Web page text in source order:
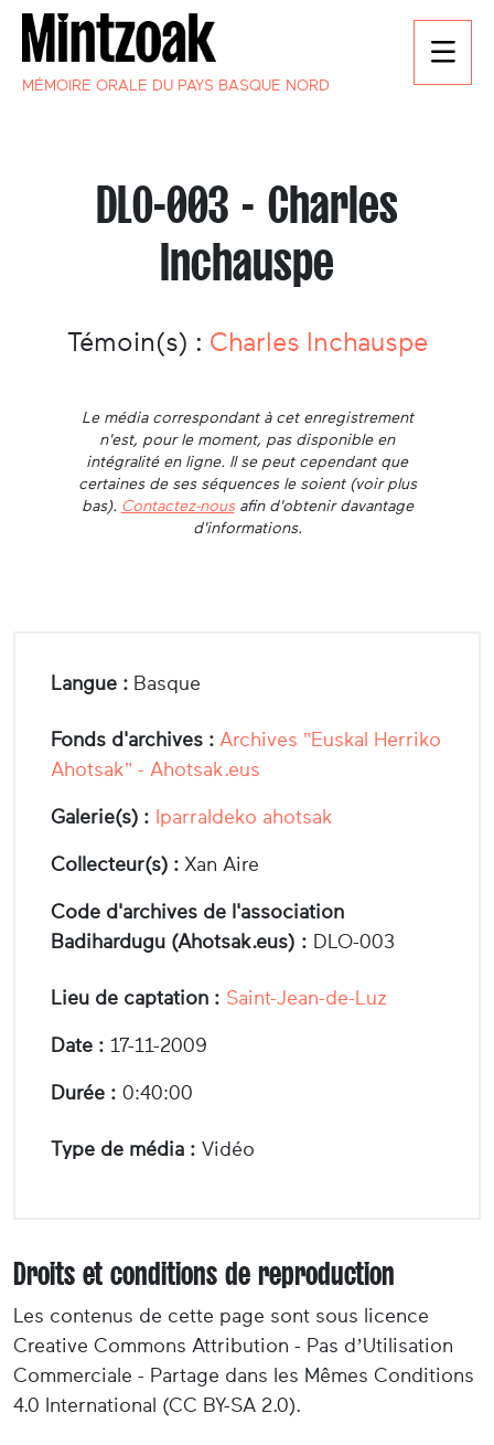
MÉMOIRE ORALE DU PAYS BASQUE NORD
DLO-003 - Charles
Inchauspe
Témoin(s) : Charles Inchauspe
Le média correspondant à cet enregistrement
n'est, pour le moment, pas disponible en
intégralité en ligne. Il se peut cependant que
certaines de ses séquences le soient (voir plus
bas). Contactez-nousafin d'obtenir davantage
d'informations.
Langue : Basque
Fonds d'archives : Archives "Euskal Herriko
Ahotsak" - Ahotsak.eus
Galerie(s) : Iparraldeko ahotsak
Collecteur(s) : Xan Aire
Code d'archives de l'association
Badihardugu (Ahotsak.eus) : DLO-003
Lieu de captation : Saint-Jean-de-Luz
Date : 17-11-2009
Durée : 0:40:00
Type de média : Vidéo
Droits et conditions de reproduction
Les contenus de cette page sont sous licence
Creative Commons Attribution - Pas d’Utilisation
Commerciale - Partage dans les Mêmes Conditions
4.0 International (CC BY-SA 2.0).